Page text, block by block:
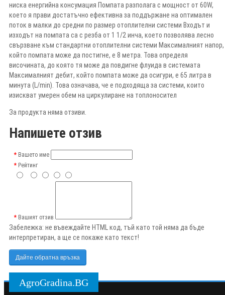
ниска енергийна консумация Помпата разполага с мощност от 60W,
което я прави достатъчно ефективна за поддържане на оптимален
поток в малки до средни по размер отоплителни системи Входът и
изходът на помпата са с резба от 1 1/2 инча, което позволява лесно
свързване към стандартни отоплителни системи Максималният напор,
който помпата може да постигне, е 8 метра. Това определя
височината, до която тя може да повдигне флуида в системата
Максималният дебит, който помпата може да осигури, е 65 литра в
минута (L/min). Това означава, че е подходяща за системи, които
изискват умерен обем на циркулиране на топлоносител
За продукта няма отзиви.
Напишете отзив
Вашето име
Рейтинг
Вашият отзив
Забележка: не въвеждайте HTML код, тъй като той няма да бъде
интерпретиран, а ще се покаже като текст!
Дайте обратна връзка
AgroGradina.BG